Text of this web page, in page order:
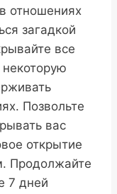
отношениях
загадкой
все
некоторую
Позвольте
вас
открытие
Продолжайте
7 дней